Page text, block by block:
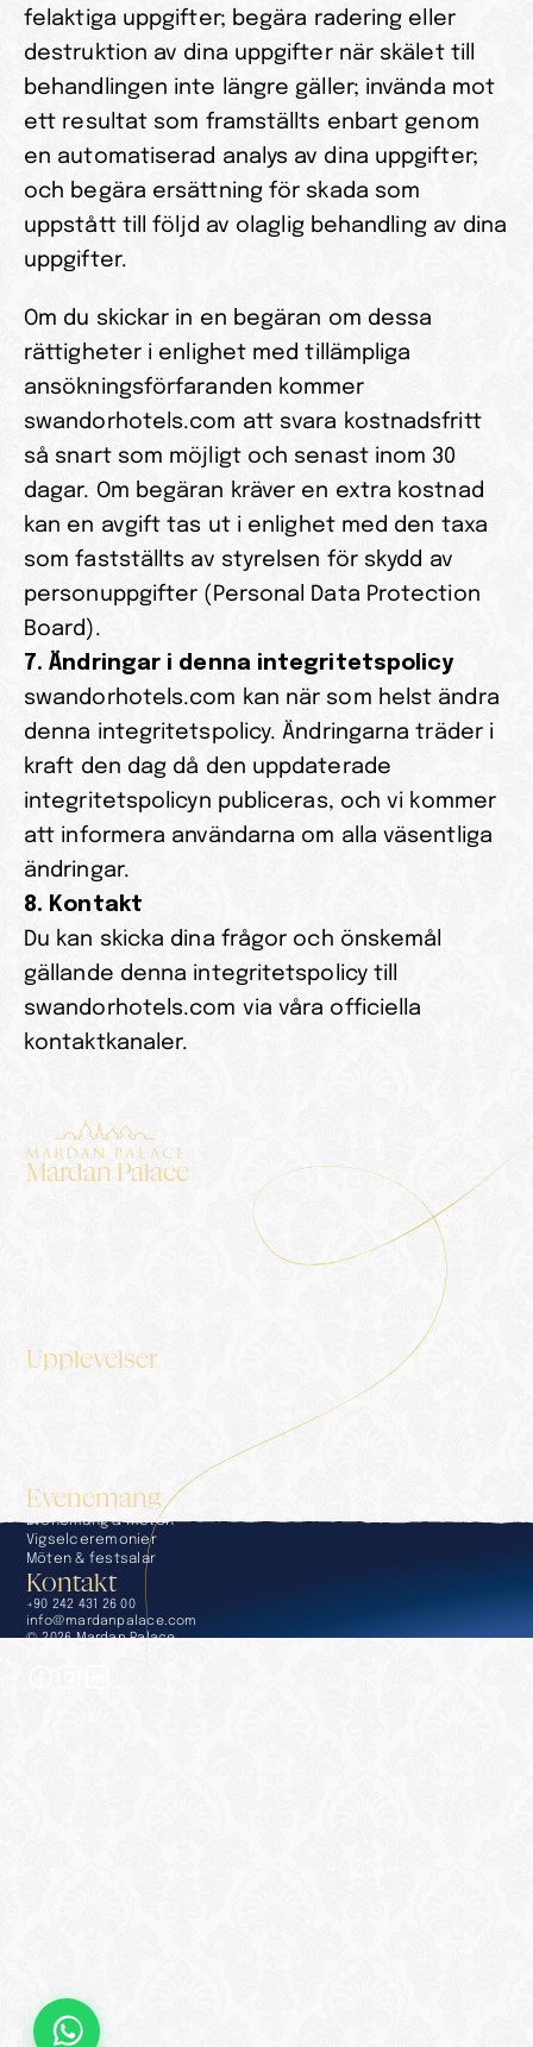
felaktiga uppgifter; begära radering eller
destruktion av dina uppgifter när skälet till
behandlingen inte längre gäller; invända mot
ett resultat som framställts enbart genom
en automatiserad analys av dina uppgifter;
och begära ersättning för skada som
uppstått till följd av olaglig behandling av dina
uppgifter.
Om du skickar in en begäran om dessa
rättigheter i enlighet med tillämpliga
ansökningsförfaranden kommer
swandorhotels.com att svara kostnadsfritt
så snart som möjligt och senast inom 30
dagar. Om begäran kräver en extra kostnad
kan en avgift tas ut i enlighet med den taxa
som fastställts av styrelsen för skydd av
personuppgifter (Personal Data Protection
Board).
7. Ändringar i denna integritetspolicy
swandorhotels.com kan när som helst ändra
denna integritetspolicy. Ändringarna träder i
kraft den dag då den uppdaterade
integritetspolicyn publiceras, och vi kommer
att informera användarna om alla väsentliga
ändringar.
8. Kontakt
Du kan skicka dina frågor och önskemål
gällande denna integritetspolicy till
swandorhotels.com via våra officiella
kontaktkanaler.
Mardan Palace
Upplevelser
Evenemang
Evenemang & möten
Vigselceremonier
Möten & festsalar
Kontakt
+90 242 431 26 00
info@mardanpalace.com
© 2026 Mardan Palace